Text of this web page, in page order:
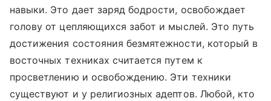
навыки. Это дает заряд бодрости, освобождает
голову от цепляющихся забот и мыслей. Это путь
достижения состояния безмятежности, который в
восточных техниках считается путем к
просветлению и освобождению. Эти техники
существуют и у религиозных адептов. Любой, кто